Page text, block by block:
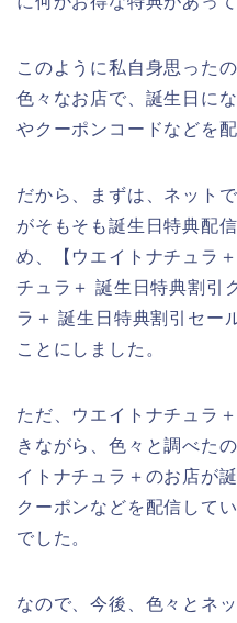
このように私自身思った
色々なお店で、誕生日に
やクーポンコードなどを
だから、まずは、ネット
がそもそも誕生日特典配
め、【ウエイトナチュラ
チュラ＋ 誕生日特典割引
ラ＋ 誕生日特典割引セー
ことにしました。
ただ、ウエイトナチュラ
きながら、色々と調べた
イトナチュラ＋のお店が
クーポンなどを配信して
でした。
なので、今後、色々とネ